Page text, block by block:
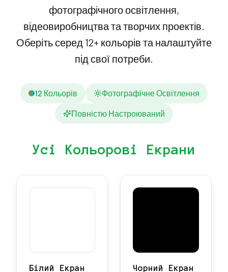
фотографічного освітлення,
відеовиробництва та творчих проектів.
Оберіть серед 12+ кольорів та налаштуйте
під свої потреби.
12 Кольорів Фотографічне Освітлення
Повністю Настроюваний
Усі Кольорові Екрани
Білий Екран Чорний Екран